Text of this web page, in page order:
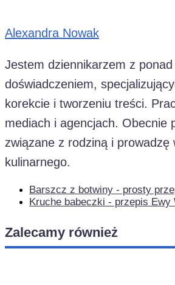
Alexandra Nowak
Jestem dziennikarzem z
doświadczeniem,
korekcie i tworzeniu treści.
mediach i agencjach. Obecnie
związane z rodziną i prowadzę
kulinarnego.
Barszcz z botwiny - prosty
Kruche babeczki - przepis Ewy
Zalecamy również